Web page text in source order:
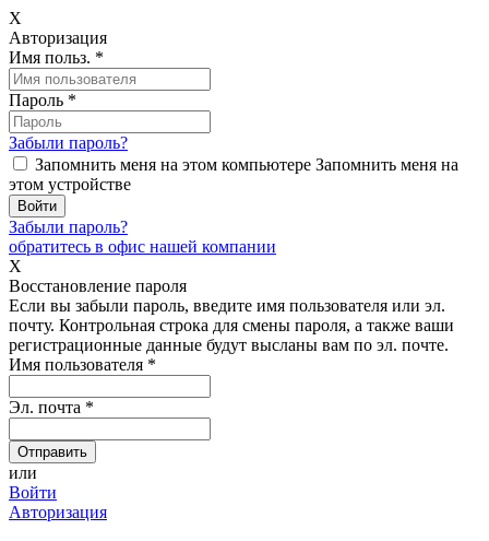
X
Авторизация
Имя польз. *
Пароль *
Забыли пароль?
Запомнить меня на этом компьютере Запомнить меня на
этом устройстве
Забыли пароль?
обратитесь в офис нашей компании
X
Восстановление пароля
Если вы забыли пароль, введите имя пользователя или эл.
почту. Контрольная строка для смены пароля, а также ваши
регистрационные данные будут высланы вам по эл. почте.
Имя пользователя *
Эл. почта *
или
Войти
Авторизация